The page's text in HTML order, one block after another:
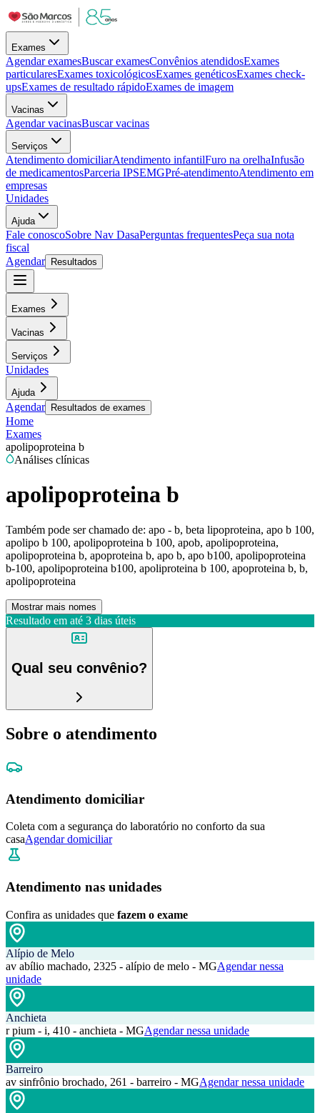
Exames
Agendar examesBuscar examesConvênios atendidosExames
particularesExames toxicológicosExames genéticosExames check-
upsExames de resultado rápidoExames de imagem
Vacinas
Agendar vacinasBuscar vacinas
Serviços
Atendimento domiciliarAtendimento infantilFuro na orelhaInfusão
de medicamentosParceria IPSEMGPré-atendimentoAtendimento em
empresas
Unidades
Ajuda
Fale conoscoSobre Nav DasaPerguntas frequentesPeça sua nota
fiscal
Agendar
Resultados
Exames
Vacinas
Serviços
Unidades
Ajuda
Agendar Resultados de exames
Home
Exames
apolipoproteina b
Análises clínicas
apolipoproteina b
Também pode ser chamado de: apo - b, beta lipoproteina, apo b 100,
apolipo b 100, apolipoproteina b 100, apob, apolipoproteina,
apolipoproteina b, apoproteina b, apo b, apo b100, apolipoproteina
b-100, apolipoproteina b100, apoliproteina b 100, apoproteina b, b,
apolipoproteina
Mostrar mais nomes
Resultado em até 3 dias úteis
Qual seu convênio?
Sobre o atendimento
Atendimento domiciliar
Coleta com a segurança do laboratório no conforto da sua
casaAgendar domiciliar
Atendimento nas unidades
Confira as unidades que fazem o exame
Alípio de Melo
av abílio machado, 2325 - alípio de melo - MGAgendar nessa
unidade
Anchieta
r pium - i, 410 - anchieta - MGAgendar nessa unidade
Barreiro
av sinfrônio brochado, 261 - barreiro - MGAgendar nessa unidade